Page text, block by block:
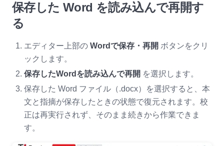
保存した Word を読み込んで再開す
る
エディター上部の Wordで保存・再開 ボタンをクリ
ックします。
保存したWordを読み込んで再開 を選択します。
保存した Word ファイル（.docx）を選択すると、本
文と指摘が保存したときの状態で復元されます。校
正は再実行されず、そのまま続きから作業できま
す。